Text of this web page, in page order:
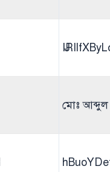
মোঃ